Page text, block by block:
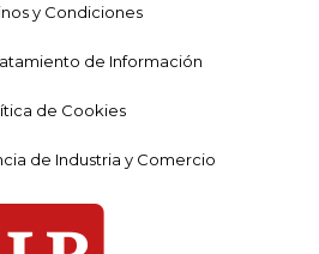
y Condiciones
de Información
de Cookies
de Industria y Comercio